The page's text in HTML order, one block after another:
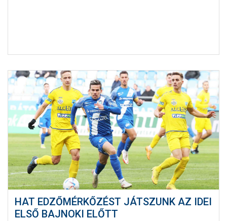
HAT EDZŐMÉRKŐZÉST JÁTSZUNK AZ IDEI
ELSŐ BAJNOKI ELŐTT